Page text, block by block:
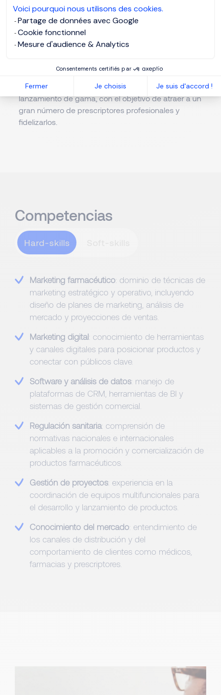
Voici pourquoi nous utilisons des cookies.
Partage de données avec Google
Cookie fonctionnel
Mesure d'audience & Analytics
Consentements certifiés par
Fermer Je choisis Je suis d'accord !
Product Manager se encarga dedefinir las
especificaciones y características de cada
producto, así como de elaborar las fichas técnicas
correspondientes. Todo su trabajo está orientado a
También es responsable de implementar una
estrategia de comunicación comercial para cada
lanzamiento de gama, con el objetivo de atraer a un
gran número de prescriptores profesionales y
fidelizarlos.
Competencias
Hard-skills
Marketing farmacéutico: dominio de técnicas de
marketing estratégico y operativo, incluyendo
diseño de planes de marketing, análisis de
mercado y proyecciones de ventas.
Marketing digital: conocimiento de herramientas
y canales digitales para posicionar productos y
conectar con públicos clave.
Software y análisis de datos: manejo de
plataformas de CRM, herramientas de BI y
sistemas de gestión comercial.
Regulación sanitaria: comprensión de
normativas nacionales e internacionales
aplicables a la promoción y comercialización de
productos farmacéuticos.
Gestión de proyectos: experiencia en la
coordinación de equipos multifuncionales para
el desarrollo y lanzamiento de productos.
Conocimiento del mercado: entendimiento de
los canales de distribución y del
comportamiento de clientes como médicos,
farmacias y prescriptores.